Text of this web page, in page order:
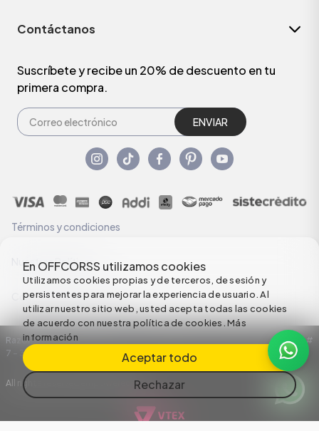
En OFFCORSS utilizamos cookies
Utilizamos cookies propias y de terceros, de sesión y
persistentes para mejorar la experiencia de usuario. Al
utilizar nuestro sitio web, usted acepta todas las cookies
de acuerdo con nuestra política de cookies.Más
información
Aceptar todo
Rechazar
Contáctanos
Suscríbete y recibe un 20% de descuento en tu
primera compra.
ENVIAR
Términos y condiciones
Nuestras Políticas
Configuración de Cookies
Razón Social: C.I HERMECO S.A. NIT: 890924167-6 Dirección: Carrera 50 #
7 – 35
All rights reserved empowered by